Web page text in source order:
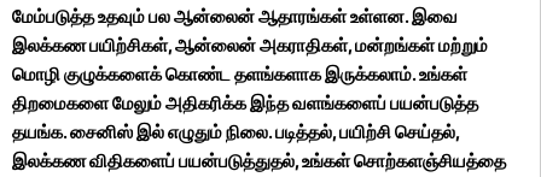
மேம்படுத்த உதவும் பல ஆன்லைன் ஆதாரங்கள் உள்ளன. இவை
இலக்கண பயிற்சிகள், ஆன்லைன் அகராதிகள், மன்றங்கள் மற்றும்
மொழி குழுக்களைக் கொண்ட தளங்களாக இருக்கலாம். உங்கள்
திறமைகளை மேலும் அதிகரிக்க இந்த வளங்களைப் பயன்படுத்த
தயங்க. சைனிஸ் இல் எழுதும் நிலை. படித்தல், பயிற்சி செய்தல்,
இலக்கண விதிகளைப் பயன்படுத்துதல், உங்கள் சொற்களஞ்சியத்தை